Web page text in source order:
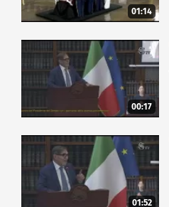
01:14
00:17
01:52